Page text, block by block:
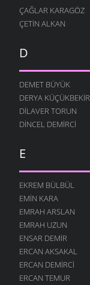
ÇAĞLAR KARAGÖZ
ÇETIN ALKAN
D
DEMET BÜYÜK
DERYA KÜÇÜKBEKIR
DILAVER TORUN
DINCEL DEMIRCI
E
EKREM BÜLBÜL
EMIN KARA
EMRAH ARSLAN
EMRAH UZUN
ENSAR DEMIR
ERCAN AKSAKAL
ERCAN DEMIRCI
ERCAN TEMUR